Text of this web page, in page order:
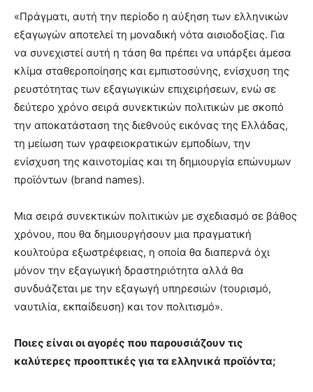
«Πράγματι, αυτή την περίοδο η αύξηση των ελληνικών
εξαγωγών αποτελεί τη μοναδική νότα αισιοδοξίας. Για
να συνεχιστεί αυτή η τάση θα πρέπει να υπάρξει άμεσα
κλίμα σταθεροποίησης και εμπιστοσύνης, ενίσχυση της
ρευστότητας των εξαγωγικών επιχειρήσεων, ενώ σε
δεύτερο χρόνο σειρά συνεκτικών πολιτικών με σκοπό
την αποκατάσταση της διεθνούς εικόνας της Ελλάδας,
τη μείωση των γραφειοκρατικών εμποδίων, την
ενίσχυση της καινοτομίας και τη δημιουργία επώνυμων
προϊόντων (brand names).
Μια σειρά συνεκτικών πολιτικών με σχεδιασμό σε βάθος
χρόνου, που θα δημιουργήσουν μια πραγματική
κουλτούρα εξωστρέφειας, η οποία θα διαπερνά όχι
μόνον την εξαγωγική δραστηριότητα αλλά θα
συνδυάζεται με την εξαγωγή υπηρεσιών (τουρισμό,
ναυτιλία, εκπαίδευση) και τον πολιτισμό».
Ποιες είναι οι αγορές που παρουσιάζουν τις
καλύτερες προοπτικές για τα ελληνικά προϊόντα;